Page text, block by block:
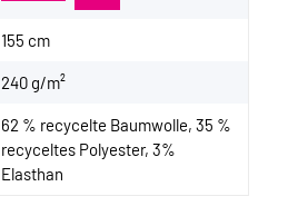
155 cm
240 g/m²
62 % recycelte Baumwolle, 35 %
recyceltes Polyester, 3%
Elasthan